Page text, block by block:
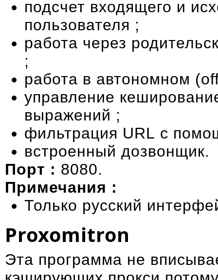
подсчет входящего и
пользователя ;
работа через
;
работа в автономном
управление
выражений ;
фильтрация URL с
встроенный дозвонщик.
Порт : 8080.
Примечания :
Только русский
Proxomitron
Эта программа не